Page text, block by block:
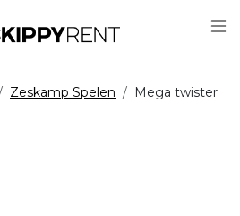
Zeskamp Spelen Mega twister